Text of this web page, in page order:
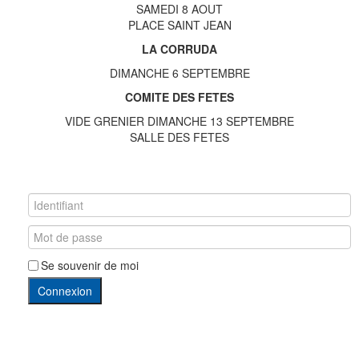
SAMEDI 8 AOUT
PLACE SAINT JEAN
LA CORRUDA
DIMANCHE 6 SEPTEMBRE
COMITE DES FETES
VIDE GRENIER DIMANCHE 13 SEPTEMBRE
SALLE DES FETES
Se souvenir de moi
Connexion